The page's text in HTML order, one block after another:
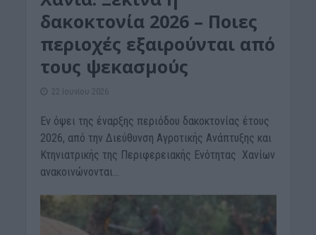
δακοκτονία 2026 – Ποιες
περιοχές εξαιρούνται από
τους ψεκασμούς
22 Ιουνίου 2026
Εν όψει της έναρξης περιόδου δακοκτονίας έτους
2026, από την Διεύθυνση Αγροτικής Ανάπτυξης και
Κτηνιατρικής της Περιφερειακής Ενότητας Xανίων
ανακοινώνονται...